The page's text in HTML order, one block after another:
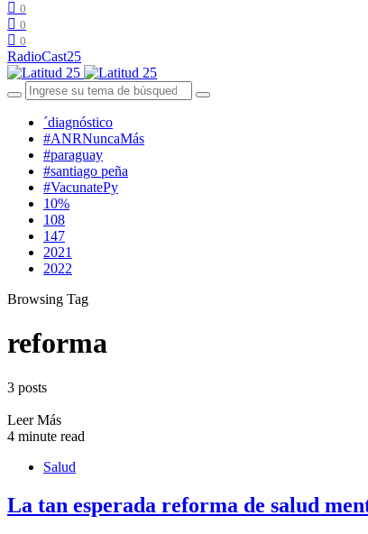
0
0
0
RadioCast25
´diagnóstico
#ANRNuncaMás
#paraguay
#santiago peña
#VacunatePy
10%
108
147
2021
2022
Browsing Tag
reforma
3 posts
Leer Más
4 minute read
Salud
La tan esperada reforma de salud